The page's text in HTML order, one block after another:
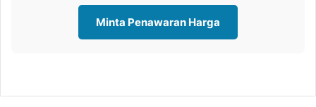
Minta Penawaran Harga